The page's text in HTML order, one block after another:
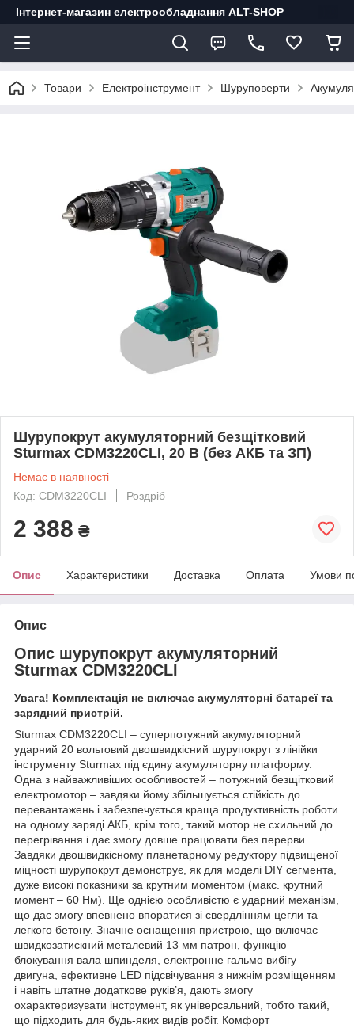
Інтернет-магазин електрообладнання ALT-SHOP
Товари Електроінструмент Шуруповерти
Шурупокрут акумуляторний безщітковий
Sturmax CDM3220CLI, 20 В (без АКБ та ЗП)
Немає в наявності
Код: CDM3220CLI
Роздріб
2 388 ₴
Опис Характеристики Доставка Оплата Умови
Опис
Опис шурупокрут акумуляторний
Sturmax CDM3220CLI
Увага! Комплектація не включає акумуляторні батареї та
зарядний пристрій.
Sturmax CDM3220CLI – суперпотужний акумуляторний
ударний 20 вольтовий двошвидкісний шурупокрут з лінійки
інструменту Sturmax під єдину акумуляторну платформу.
Одна з найважливіших особливостей – потужний безщітковий
електромотор – завдяки йому збільшується стійкість до
перевантажень і забезпечується краща продуктивність роботи
на одному заряді АКБ, крім того, такий мотор не схильний до
перегрівання і дає змогу довше працювати без перерви.
Завдяки двошвидкісному планетарному редуктору підвищеної
міцності шурупокрут демонструє, як для моделі DIY сегмента,
дуже високі показники за крутним моментом (макс. крутний
момент – 60 Нм). Ще однією особливістю є ударний механізм,
що дає змогу впевнено впоратися зі свердлінням цегли та
легкого бетону. Значне оснащення пристрою, що включає
швидкозатискний металевий 13 мм патрон, функцію
блокування вала шпинделя, електронне гальмо вибігу
двигуна, ефективне LED підсвічування з нижнім розміщенням
і навіть штатне додаткове руків’я, дають змогу
охарактеризувати інструмент, як універсальний, тобто такий,
що підходить для будь-яких видів робіт. Комфорт